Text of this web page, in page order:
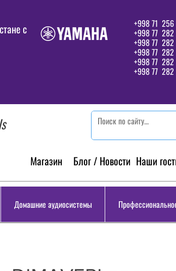
c
+998 71
+998 77 282
+998 77
+998 77
+998 77
+998 77
Магазин Блог / Новости Наши
Домашние аудиосистемы